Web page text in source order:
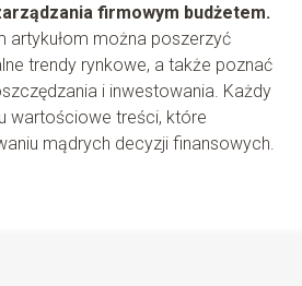
firmowym budżetem.
artykułom można poszerzyć
trendy rynkowe, a także poznać
i inwestowania. Każdy
wartościowe treści, które
mądrych decyzji finansowych.